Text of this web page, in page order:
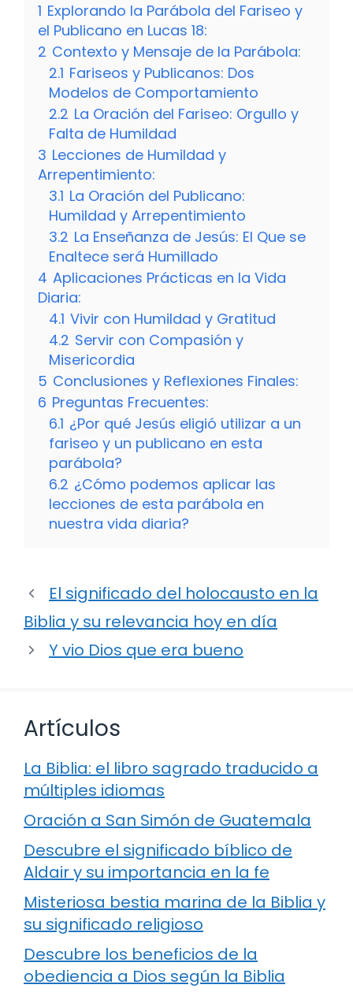
1 Explorando la Parábola del Fariseo y
el Publicano en Lucas 18:
2 Contexto y Mensaje de la Parábola:
2.1 Fariseos y Publicanos: Dos
Modelos de Comportamiento
2.2 La Oración del Fariseo: Orgullo y
Falta de Humildad
3 Lecciones de Humildad y
Arrepentimiento:
3.1 La Oración del Publicano:
Humildad y Arrepentimiento
3.2 La Enseñanza de Jesús: El Que se
Enaltece será Humillado
4 Aplicaciones Prácticas en la Vida
Diaria:
4.1 Vivir con Humildad y Gratitud
4.2 Servir con Compasión y
Misericordia
5 Conclusiones y Reflexiones Finales:
6 Preguntas Frecuentes:
6.1 ¿Por qué Jesús eligió utilizar a un
fariseo y un publicano en esta
parábola?
6.2 ¿Cómo podemos aplicar las
lecciones de esta parábola en
nuestra vida diaria?
El significado del holocausto en la
Biblia y su relevancia hoy en día
Y vio Dios que era bueno
Artículos
La Biblia: el libro sagrado traducido a
múltiples idiomas
Oración a San Simón de Guatemala
Descubre el significado bíblico de
Aldair y su importancia en la fe
Misteriosa bestia marina de la Biblia y
su significado religioso
Descubre los beneficios de la
obediencia a Dios según la Biblia